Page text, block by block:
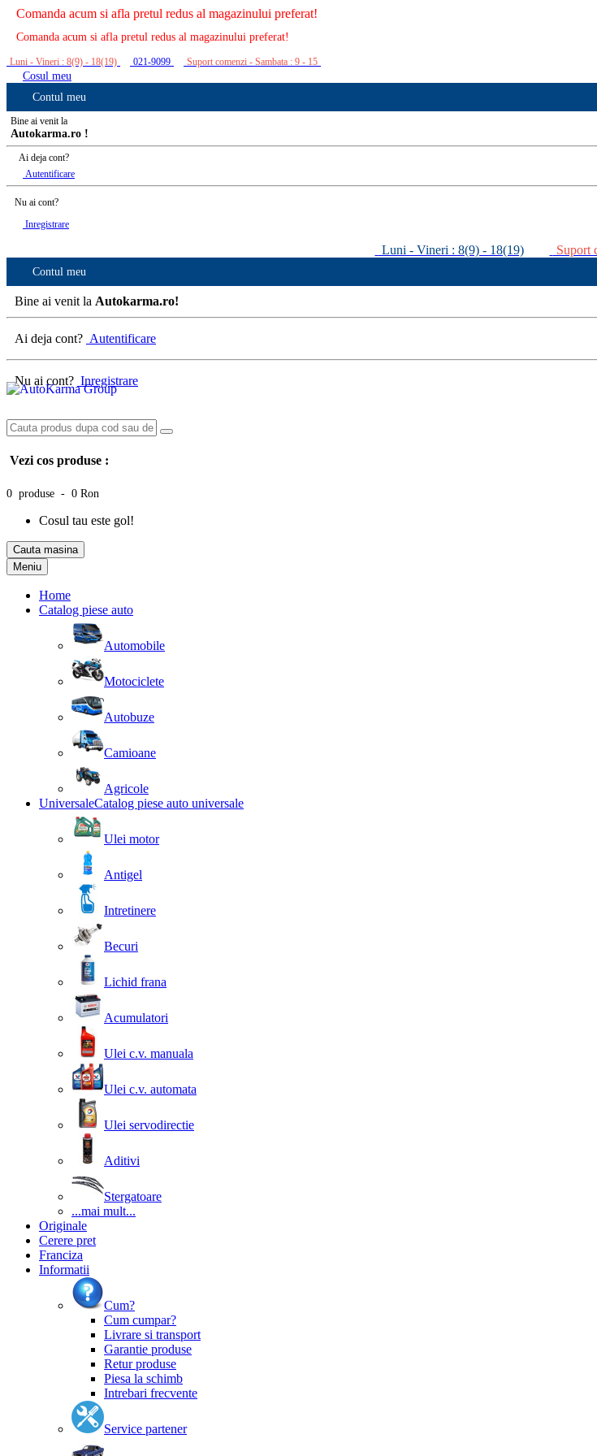
Comanda acum si afla pretul redus al magazinului preferat!
Comanda acum si afla pretul redus al magazinului preferat!
Luni - Vineri : 8(9) - 18(19) 021-9099 Suport comenzi - Sambata : 9 - 15
Cosul meu
Contul meu
Bine ai venit la
Autokarma.ro !
Ai deja cont?
Autentificare
Nu ai cont?
Inregistrare
Luni - Vineri : 8(9) - 18(19) Suport
Contul meu
Bine ai venit la Autokarma.ro!
Ai deja cont? Autentificare
Nu ai cont? Inregistrare
Vezi cos produse :
0 produse - 0 Ron
Cosul tau este gol!
Cauta masina
Meniu
Home
Catalog piese auto
Automobile
Motociclete
Autobuze
Camioane
Agricole
UniversaleCatalog piese auto universale
Ulei motor
Antigel
Intretinere
Becuri
Lichid frana
Acumulatori
Ulei c.v. manuala
Ulei c.v. automata
Ulei servodirectie
Aditivi
Stergatoare
...mai mult...
Originale
Cerere pret
Franciza
Informatii
Cum?
Cum cumpar?
Livrare si transport
Garantie produse
Retur produse
Piesa la schimb
Intrebari frecvente
Service partener